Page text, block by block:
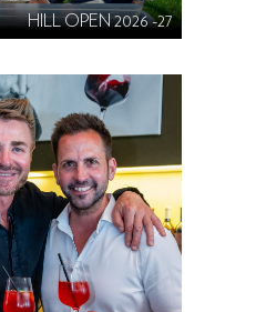
HILL OPEN 2026 -27